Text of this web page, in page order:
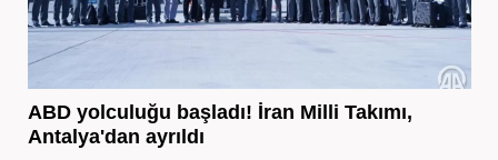
ABD yolculuğu başladı! İran Milli Takımı,
Antalya'dan ayrıldı